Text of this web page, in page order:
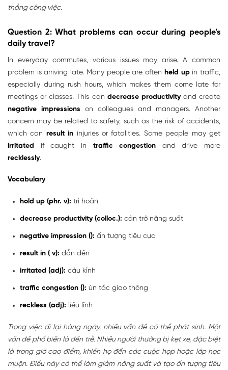
thẳng công việc.
Question 2: What problems can occur during people’s
daily travel?
In everyday commutes, various issues may arise. A common
problem is arriving late. Many people are often held upin traffic,
especially during rush hours, which makes them come late for
meetings or classes. This can decrease productivity and create
negative impressions on colleagues and managers. Another
concern may be related to safety, such as the risk of accidents,
which can result in injuries or fatalities. Some people may get
irritated if caught in traffic congestion and drive more
recklessly.
Vocabulary
hold up (phr. v): trì hoãn
decrease productivity (colloc.): cản trở năng suất
negative impression (): ấn tượng tiêu cực
result in ( v): dẫn đến
irritated (adj): cáu kỉnh
traffic congestion (): ùn tắc giao thông
reckless (adj): liều lĩnh
Trong việc đi lại hàng ngày, nhiều vấn đề có thể phát sinh. Một
vấn đề phổ biến là đến trễ. Nhiều người thường bị kẹt xe, đặc biệt
là trong giờ cao điểm, khiến họ đến các cuộc họp hoặc lớp học
muộn. Điều này có thể làm giảm năng suất và tạo ấn tượng tiêu